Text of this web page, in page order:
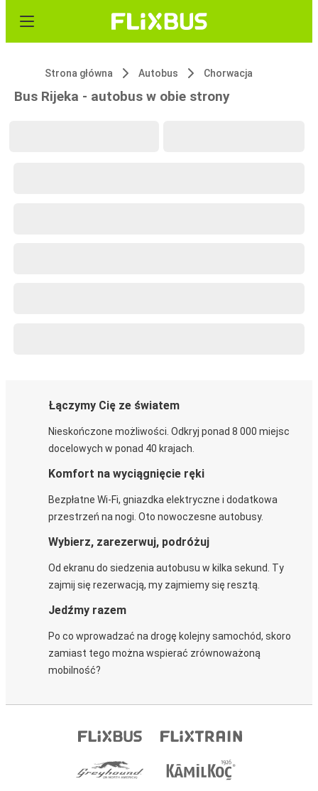
Strona główna Autobus Chorwacja
Bus Rijeka - autobus w obie strony
Łączymy Cię ze światem
Nieskończone możliwości. Odkryj ponad 8 000 miejsc
docelowych w ponad 40 krajach.
Komfort na wyciągnięcie ręki
Bezpłatne Wi-Fi, gniazdka elektryczne i dodatkowa
przestrzeń na nogi. Oto nowoczesne autobusy.
Wybierz, zarezerwuj, podróżuj
Od ekranu do siedzenia autobusu w kilka sekund. Ty
zajmij się rezerwacją, my zajmiemy się resztą.
Jedźmy razem
Po co wprowadzać na drogę kolejny samochód, skoro
zamiast tego można wspierać zrównoważoną
mobilność?